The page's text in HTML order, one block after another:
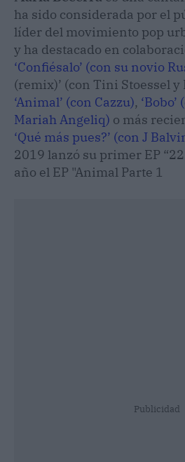
ha sido considerada por el
líder del movimiento pop
y ha destacado en
‘Confiésalo’ (con su novio
(remix)’ (con Tini Stoessel
‘Animal’ (con Cazzu),
Mariah Angeliq) o más
‘Qué más pues?’ (con J
2019 lanzó su primer EP
año el EP "Animal Parte 1
Publicidad